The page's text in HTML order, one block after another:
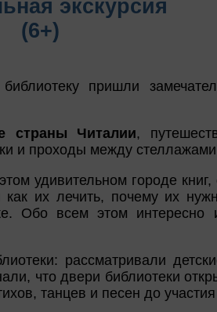
экскурсия
(6+)
пришли
страны Читалии,
и проходы между стеллажами
удивительном городе
их лечить, почему их
Обо всем этом интересно
рассматривали
что двери библиотеки
танцев и песен до